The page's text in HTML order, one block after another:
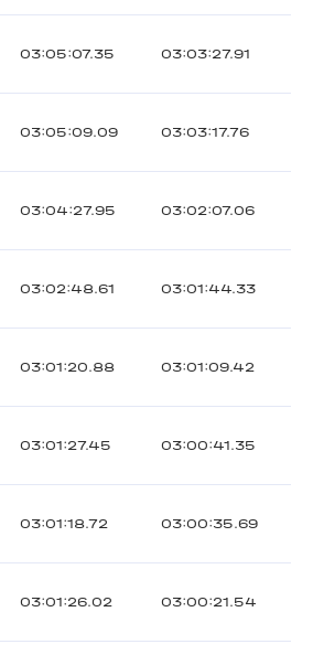
03:05:07.35 03:03:27.91
03:05:09.09 03:03:17.76
03:04:27.95 03:02:07.06
03:02:48.61 03:01:44.33
03:01:20.88 03:01:09.42
03:01:27.45 03:00:41.35
03:01:18.72 03:00:35.69
03:01:26.02 03:00:21.54